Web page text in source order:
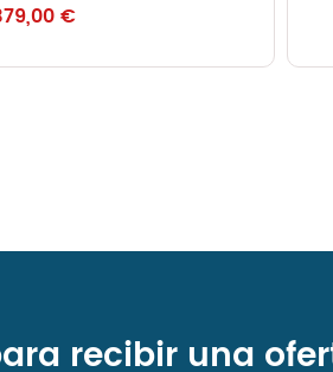
€
recibir una